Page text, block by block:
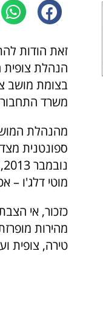
זאת הודות
הנהלת צופית
משרד
מהנהלת
ספונטנית
מוטי דלג'ו –
כזכור, אי
מהירות
טירה, צופית